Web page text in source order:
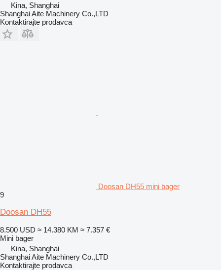
Kina, Shanghai
Shanghai Aite Machinery Co.,LTD
Kontaktirajte prodavca
Doosan DH55 mini bager
9
Doosan DH55
8.500 USD ≈ 14.380 KM ≈ 7.357 €
Mini bager
Kina, Shanghai
Shanghai Aite Machinery Co.,LTD
Kontaktirajte prodavca